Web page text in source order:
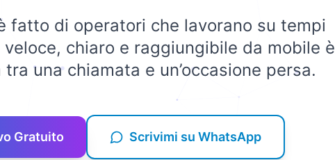
fatto di operatori che lavorano su tempi
chiaro e raggiungibile da mobile è
una chiamata e un’occasione persa.
Gratuito Scrivimi su WhatsApp